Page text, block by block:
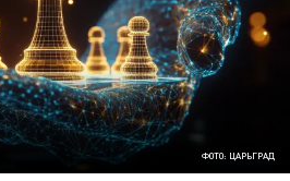
ФОТО: ЦАРЬГРАД